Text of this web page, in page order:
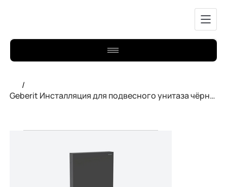
/
Geberit Инсталляция для подвесного унитаза чёрный 131.221.SJ.6